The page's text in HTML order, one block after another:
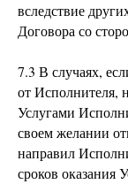
вследствие
Договора со
7.3 В случаях,
от Исполнителя,
Услугами
своем желании
направил
сроков оказания